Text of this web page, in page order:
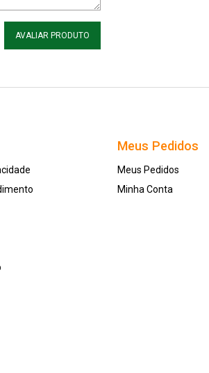
AVALIAR PRODUTO
Meus Pedidos
Meus Pedidos
Minha Conta